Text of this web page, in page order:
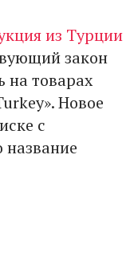
из Турции
закон
на товарах
Новое
с
название